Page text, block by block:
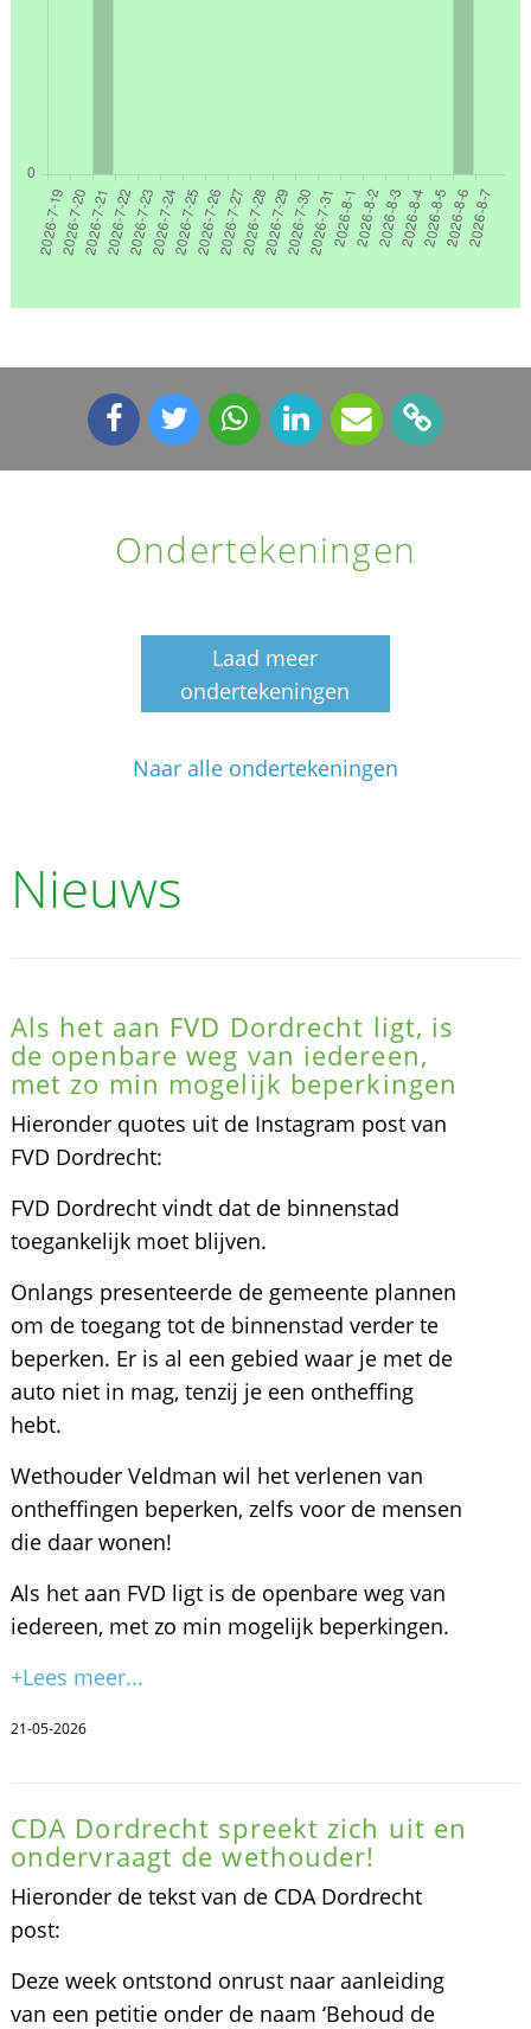
Ondertekeningen
Laad meer
ondertekeningen
Naar alle ondertekeningen
Nieuws
Als het aan FVD Dordrecht ligt, is
de openbare weg van iedereen,
met zo min mogelijk beperkingen
Hieronder quotes uit de Instagram post van
FVD Dordrecht:
FVD Dordrecht vindt dat de binnenstad
toegankelijk moet blijven.
Onlangs presenteerde de gemeente plannen
om de toegang tot de binnenstad verder te
beperken. Er is al een gebied waar je met de
auto niet in mag, tenzij je een ontheffing
hebt.
Wethouder Veldman wil het verlenen van
ontheffingen beperken, zelfs voor de mensen
die daar wonen!
Als het aan FVD ligt is de openbare weg van
iedereen, met zo min mogelijk beperkingen.
+Lees meer...
21-05-2026
CDA Dordrecht spreekt zich uit en
ondervraagt de wethouder!
Hieronder de tekst van de CDA Dordrecht
post:
Deze week ontstond onrust naar aanleiding
van een petitie onder de naam ‘Behoud de